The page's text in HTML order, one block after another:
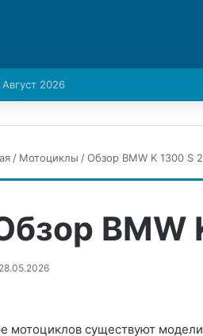
2026
/ Мотоциклы /Обзор BMW K 1300 S
BMW
28.05.2026
мотоциклов существуют